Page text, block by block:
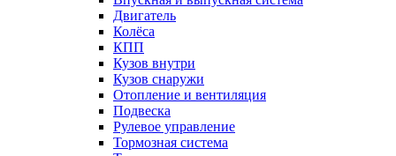
Двигатель
Колёса
КПП
Кузов внутри
Кузов снаружи
Отопление и вентиляция
Подвеска
Рулевое управление
Тормозная система